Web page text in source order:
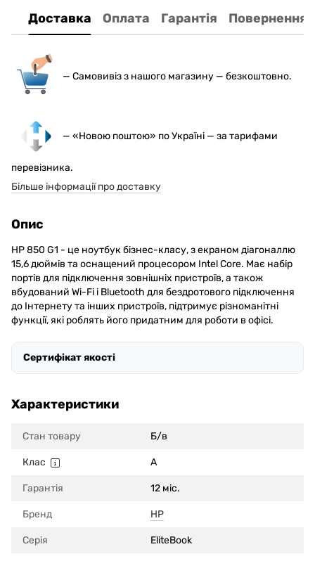
Доставка Оплата Гарантія Повернення
— Самовивіз з нашого магазину — безкоштовно.
— «Новою поштою» по Україні — за тарифами
перевізника.
Більше інформації про доставку
Опис
HP 850 G1 - це ноутбук бізнес-класу, з екраном діагоналлю
15,6 дюймів та оснащений процесором Intel Core. Має набір
портів для підключення зовнішніх пристроїв, а також
вбудований Wi-Fi і Bluetooth для бездротового підключення
до Інтернету та інших пристроїв, підтримує різноманітні
функції, які роблять його придатним для роботи в офісі.
Сертифікат якості
Характеристики
Стан товару Б/в
Клас A
Гарантія 12 міс.
Бренд HP
Серія EliteBook